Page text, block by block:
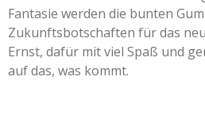
Fantasie werden die bunten
Zukunftsbotschaften für das
Ernst, dafür mit viel Spaß und
auf das, was kommt.